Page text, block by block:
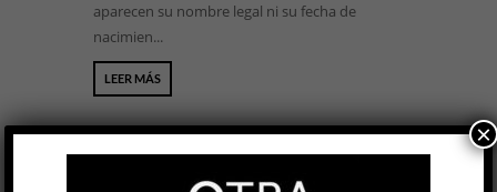
aparecen su nombre legal ni su fecha de
nacimien...
LEER MÁS
BUSCAR
×